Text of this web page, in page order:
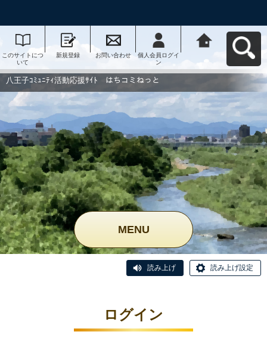
このサイトにつ
いて
新規登録 お問い合わせ
個人会員ログイ
ン
動応援ｻｲﾄ はち
コミねっとへ戻
八王子ｺﾐｭﾆﾃｨ活動応援ｻｲﾄ はちコミねっと
MENU
読み上げ 読み上げ設定
ログイン